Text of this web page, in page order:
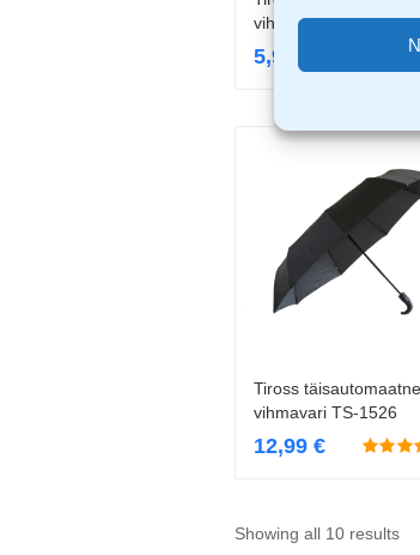
vihmavari TS-147
5,99
Loe edasi
Tiross täisautomaatne
vihmavari TS-1526
12,99 €
Showing all 10 results